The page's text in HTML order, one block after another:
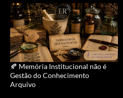
🍂 Memória Institucional não é
Gestão do Conhecimento
Arquivo